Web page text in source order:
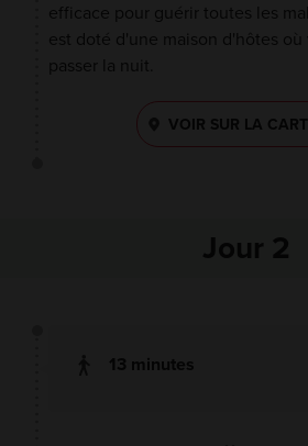
efficace pour guérir toutes les
est doté d'une maison d'hôtes où
passer la nuit.
VOIR SUR LA
Jour 2
13 minutes